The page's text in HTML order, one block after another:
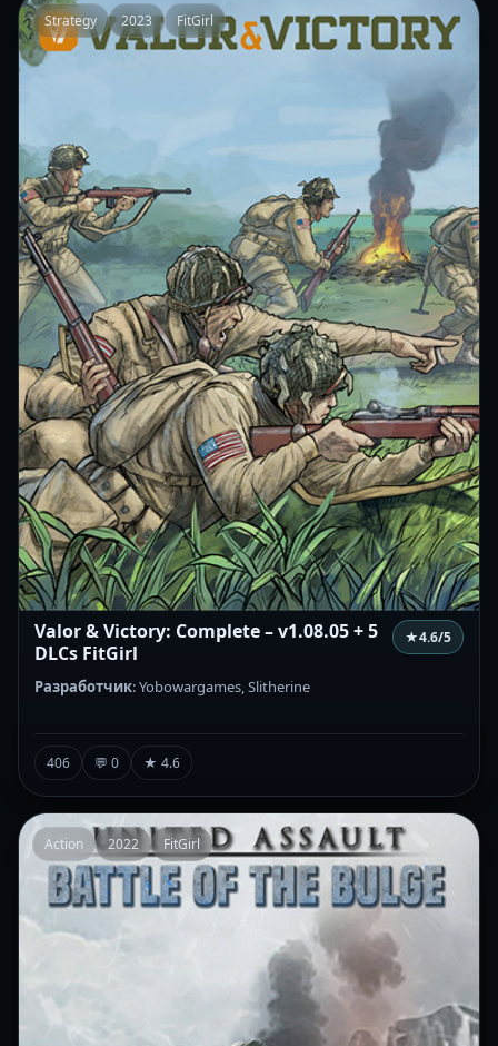
Strategy 2023 FitGirl
Valor & Victory: Complete – v1.08.05 + 5
DLCs FitGirl
★4.6/5
Разработчик: Yobowargames, Slitherine
406 💬 0 ★ 4.6
Action 2022 FitGirl